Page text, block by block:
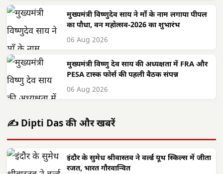
मुख्यमंत्री विष्णुदेव साय ने माँ के नाम लगाया पीपल
का पौधा, वन महोत्सव-2026 का शुभारंभ
06 Aug 2026
मुख्यमंत्री विष्णु देव साय की अध्यक्षता में FRA और
PESA टास्क फोर्स की पहली बैठक संपन्न
06 Aug 2026
✍️ Dipti Das की और खबरें
इंदौर के सुमेध श्रीवास्तव ने वर्ल्ड यूथ स्किल्स में जीता
रजत, भारत गौरवान्वित